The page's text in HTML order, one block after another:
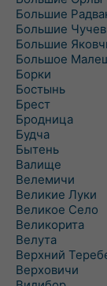
Большие
Большие
Большие
Большое
Борки
Бостынь
Брест
Бродница
Будча
Бытень
Валище
Велемичи
Великие Луки
Великое Село
Великорита
Велута
Верхний
Верховичи